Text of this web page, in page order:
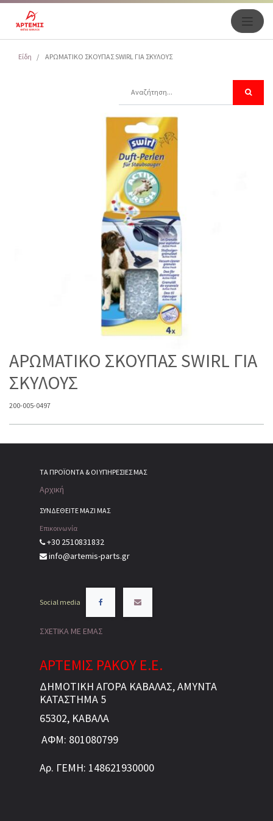
Είδη ΑΡΩΜΑΤΙΚΟ ΣΚΟΥΠΑΣ SWIRL ΓΙΑ ΣΚΥΛΟΥΣ
ΑΡΩΜΑΤΙΚΟ ΣΚΟΥΠΑΣ SWIRL ΓΙΑ
ΣΚΥΛΟΥΣ
200-005-0497
ΤΑ ΠΡΟΪΌΝΤΑ & ΟΙ ΥΠΗΡΕΣΊΕΣ ΜΑΣ
Αρχική
ΣΥΝΔΕΘΕΙΤΕ ΜΑΖΙ ΜΑΣ
Επικοινωνία
+30 2510831832
info@artemis-parts.gr
Social media
ΣΧΕΤΙΚΑ ΜΕ ΕΜΑΣ
ΑΡΤΕΜΙΣ ΡΑΚΟΥ Ε.Ε.
ΔΗΜΟΤΙΚΗ ΑΓΟΡΑ ΚΑΒΑΛΑΣ, ΑΜΥΝΤΑ
ΚΑΤΑΣΤΗΜΑ 5
65302, ΚΑΒΑΛΑ
ΑΦΜ: 801080799
Αρ. ΓΕΜΗ: 148621930000